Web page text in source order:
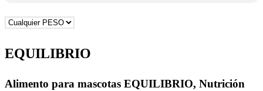
EQUILIBRIO
Alimento para mascotas EQUILIBRIO, Nutrición